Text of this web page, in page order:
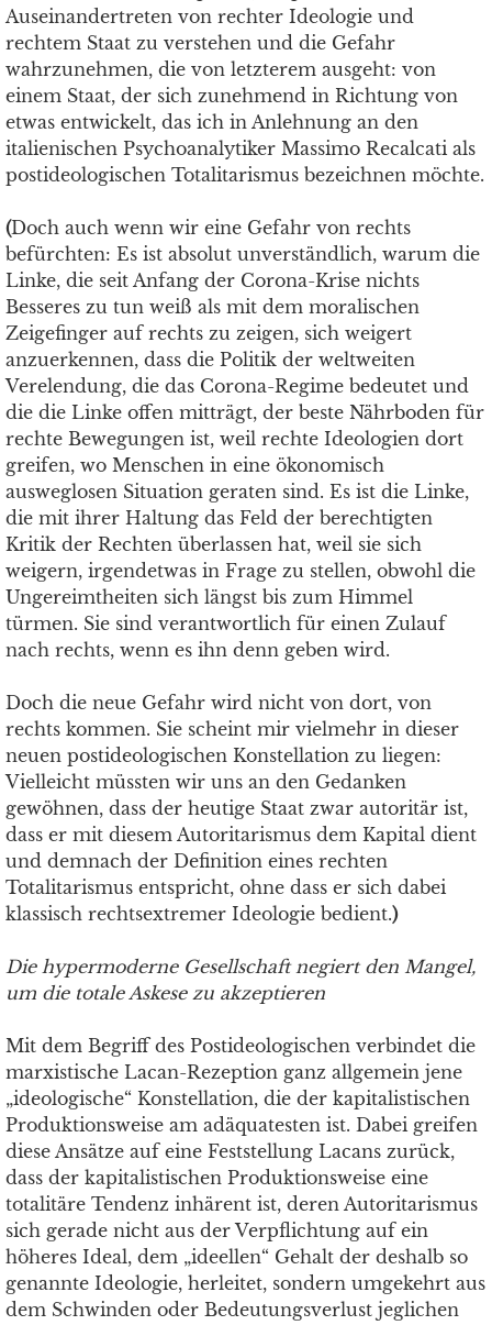
Auseinandertreten von rechter Ideologie und
rechtem Staat zu verstehen und die Gefahr
wahrzunehmen, die von letzterem ausgeht: von
einem Staat, der sich zunehmend in Richtung von
etwas entwickelt, das ich in Anlehnung an den
italienischen Psychoanalytiker Massimo Recalcati als
postideologischen Totalitarismus bezeichnen möchte.
(Doch auch wenn wir eine Gefahr von rechts
befürchten: Es ist absolut unverständlich, warum die
Linke, die seit Anfang der Corona-Krise nichts
Besseres zu tun weiß als mit dem moralischen
Zeigefinger auf rechts zu zeigen, sich weigert
anzuerkennen, dass die Politik der weltweiten
Verelendung, die das Corona-Regime bedeutet und
die die Linke offen mitträgt, der beste Nährboden für
rechte Bewegungen ist, weil rechte Ideologien dort
greifen, wo Menschen in eine ökonomisch
ausweglosen Situation geraten sind. Es ist die Linke,
die mit ihrer Haltung das Feld der berechtigten
Kritik der Rechten überlassen hat, weil sie sich
weigern, irgendetwas in Frage zu stellen, obwohl die
Ungereimtheiten sich längst bis zum Himmel
türmen. Sie sind verantwortlich für einen Zulauf
nach rechts, wenn es ihn denn geben wird.
Doch die neue Gefahr wird nicht von dort, von
rechts kommen. Sie scheint mir vielmehr in dieser
neuen postideologischen Konstellation zu liegen:
Vielleicht müssten wir uns an den Gedanken
gewöhnen, dass der heutige Staat zwar autoritär ist,
dass er mit diesem Autoritarismus dem Kapital dient
und demnach der Definition eines rechten
Totalitarismus entspricht, ohne dass er sich dabei
klassisch rechtsextremer Ideologie bedient.)
Die hypermoderne Gesellschaft negiert den Mangel,
um die totale Askese zu akzeptieren
Mit dem Begriff des Postideologischen verbindet die
marxistische Lacan-Rezeption ganz allgemein jene
„ideologische“ Konstellation, die der kapitalistischen
Produktionsweise am adäquatesten ist. Dabei greifen
diese Ansätze auf eine Feststellung Lacans zurück,
dass der kapitalistischen Produktionsweise eine
totalitäre Tendenz inhärent ist, deren Autoritarismus
sich gerade nicht aus der Verpflichtung auf ein
höheres Ideal, dem „ideellen“ Gehalt der deshalb so
genannte Ideologie, herleitet, sondern umgekehrt aus
dem Schwinden oder Bedeutungsverlust jeglichen